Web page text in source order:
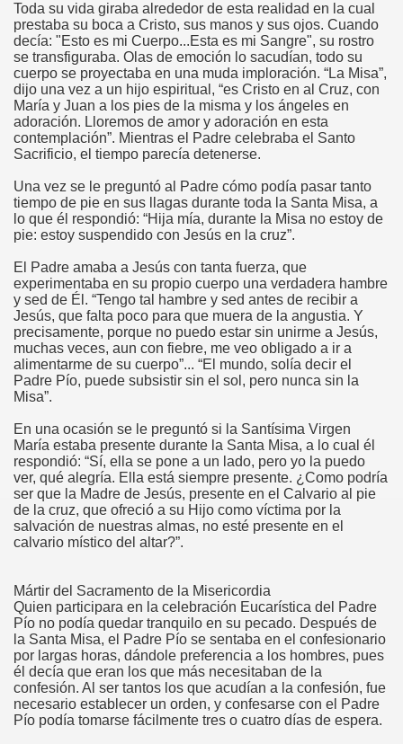
Toda su vida giraba alrededor de esta realidad en la cual
prestaba su boca a Cristo, sus manos y sus ojos. Cuando
decía: "Esto es mi Cuerpo...Esta es mi Sangre", su rostro
se transfiguraba. Olas de emoción lo sacudían, todo su
cuerpo se proyectaba en una muda imploración. “La Misa”,
dijo una vez a un hijo espiritual, “es Cristo en al Cruz, con
María y Juan a los pies de la misma y los ángeles en
adoración. Lloremos de amor y adoración en esta
contemplación”. Mientras el Padre celebraba el Santo
Sacrificio, el tiempo parecía detenerse.
Una vez se le preguntó al Padre cómo podía pasar tanto
tiempo de pie en sus llagas durante toda la Santa Misa, a
lo que él respondió: “Hija mía, durante la Misa no estoy de
pie: estoy suspendido con Jesús en la cruz”.
El Padre amaba a Jesús con tanta fuerza, que
experimentaba en su propio cuerpo una verdadera hambre
y sed de Él. “Tengo tal hambre y sed antes de recibir a
Jesús, que falta poco para que muera de la angustia. Y
precisamente, porque no puedo estar sin unirme a Jesús,
muchas veces, aun con fiebre, me veo obligado a ir a
alimentarme de su cuerpo”... “El mundo, solía decir el
Padre Pío, puede subsistir sin el sol, pero nunca sin la
Misa”.
En una ocasión se le preguntó si la Santísima Virgen
María estaba presente durante la Santa Misa, a lo cual él
respondió: “Sí, ella se pone a un lado, pero yo la puedo
ver, qué alegría. Ella está siempre presente. ¿Como podría
ser que la Madre de Jesús, presente en el Calvario al pie
de la cruz, que ofreció a su Hijo como víctima por la
salvación de nuestras almas, no esté presente en el
calvario místico del altar?”.
Mártir del Sacramento de la Misericordia
Quien participara en la celebración Eucarística del Padre
Pío no podía quedar tranquilo en su pecado. Después de
la Santa Misa, el Padre Pío se sentaba en el confesionario
por largas horas, dándole preferencia a los hombres, pues
él decía que eran los que más necesitaban de la
confesión. Al ser tantos los que acudían a la confesión, fue
necesario establecer un orden, y confesarse con el Padre
Pío podía tomarse fácilmente tres o cuatro días de espera.